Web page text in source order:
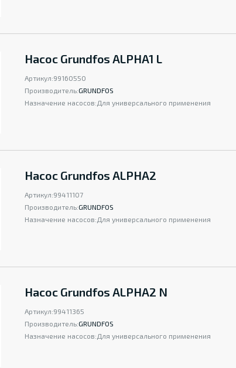
Насос Grundfos ALPHA1 L
Артикул:99160550
Производитель:GRUNDFOS
Назначение насосов: Для универсального применения
Насос Grundfos ALPHA2
Артикул:99411107
Производитель:GRUNDFOS
Назначение насосов: Для универсального применения
Насос Grundfos ALPHA2 N
Артикул:99411365
Производитель:GRUNDFOS
Назначение насосов: Для универсального применения